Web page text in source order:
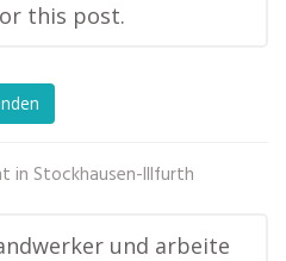
this post.
in Stockhausen-Illfurth
und arbeite